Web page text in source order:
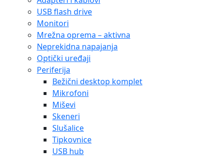
USB flash drive
Monitori
Mrežna oprema – aktivna
Neprekidna napajanja
Optički uređaji
Periferija
Bežični desktop komplet
Mikrofoni
Miševi
Skeneri
Slušalice
Tipkovnice
USB hub